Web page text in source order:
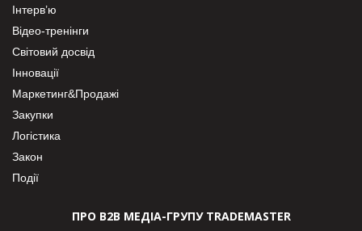
Інтерв’ю
Відео-тренінги
Світовий досвід
Інновації
Маркетинг&Продажі
Закупки
Логістика
Закон
Події
ПРО В2В МЕДІА-ГРУПУ TRADEMASTER